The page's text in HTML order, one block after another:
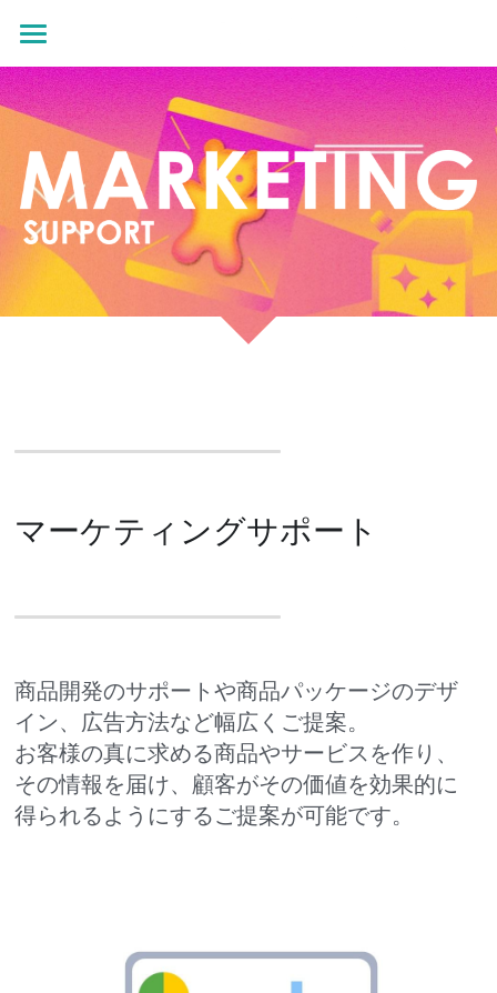
ホーム
お問い合わせ
オンデマンド特設ページ
マーケティングサポート
商品開発のサポートや商品パッケージのデザ
イン、広告方法など幅広くご提案。
お客様の真に求める商品やサービスを作り、
その情報を届け、顧客がその価値を効果的に
得られるようにするご提案が可能です。
すべてのカテゴリー